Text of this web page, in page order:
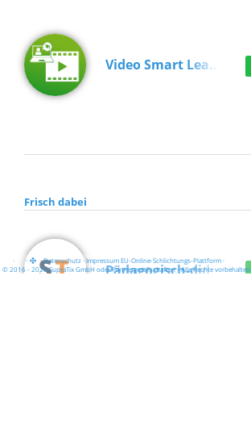
Video Smart Lea…
Frisch dabei
Pädagogisch-did…
· · ·Datenschutz·Impressum EU-Online-Schlichtungs-Plattform·
© 2016 - 2026 SupraTix GmbH oder Partnergesellschaften - Alle Rechte vorbehalten.